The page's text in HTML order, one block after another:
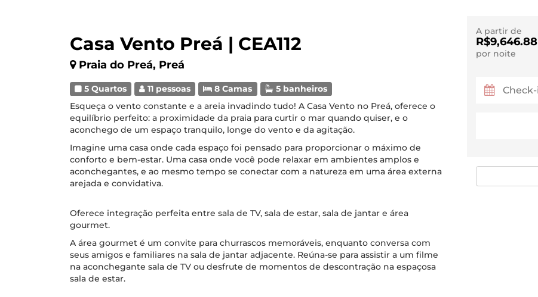
Casa Vento Preá | CEA112
Praia do Preá, Preá
5 Quartos 11 pessoas 8 Camas 5 banheiros
Esqueça o vento constante e a areia invadindo tudo! A Casa Vento no Preá, oferece o
equilíbrio perfeito: a proximidade da praia para curtir o mar quando quiser, e o
aconchego de um espaço tranquilo, longe do vento e da agitação.
Imagine uma casa onde cada espaço foi pensado para proporcionar o máximo de
conforto e bem-estar. Uma casa onde você pode relaxar em ambientes amplos e
aconchegantes, e ao mesmo tempo se conectar com a natureza em uma área externa
arejada e convidativa.
Oferece integração perfeita entre sala de TV, sala de estar, sala de jantar e área
gourmet.
A área gourmet é um convite para churrascos memoráveis, enquanto conversa com
seus amigos e familiares na sala de jantar adjacente. Reúna-se para assistir a um filme
na aconchegante sala de TV ou desfrute de momentos de descontração na espaçosa
sala de estar.
A partir de
R$9,646.88
por noite